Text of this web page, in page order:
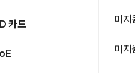
카드 미지
미지